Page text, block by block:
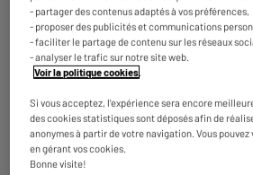
Nombre de parts
Appareil adapté pour réaliser
- partager des contenus adaptés à vos préférences,
- proposer des publicités et communications
- faciliter le partage de contenu sur les réseaux
- analyser le trafic sur notre site web.
Voir la politique cookies.
Si vous acceptez, l'expérience sera encore
des cookies statistiques sont déposés afin de
anonymes à partir de votre navigation. Vous pouvez
en gérant vos cookies.
Bonne visite!